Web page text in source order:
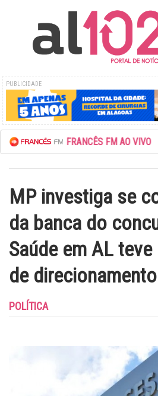
PUBLICIDADE
A REDE FRANCÊS FM AO VIVO
MP investiga se
da banca do
Saúde em AL
de direcionamento
POLÍTICA